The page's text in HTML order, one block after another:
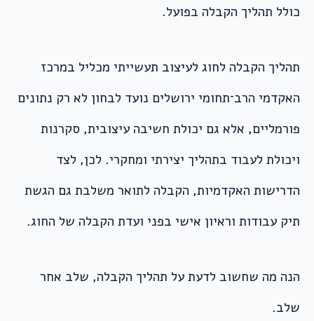
כולל תהליך הקבלה בפועל.
תהליך הקבלה לחוג לעיצוב תעשייתי מכליל במרכז
האקדמי הרב־תחומי ירושלים נועד לבחון לא רק נתונים
פורמליים, אלא גם יכולת חשיבה עיצובית, סקרנות
ויכולת לעבוד בתהליך יצירתי ומחקרי. לכן, לצד
הדרישות האקדמיות, הקבלה לתואר משלבת גם הגשת
תיק עבודות וראיון אישי בפני ועדת הקבלה של החוג.
הנה מה שחשוב לדעת על תהליך הקבלה, שלב אחר
שלב.